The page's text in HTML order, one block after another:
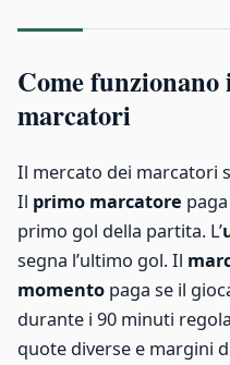
Come
marcatori
Il mercato dei marcatori
Il primo marcatore
primo gol della partita. L’
segna l’ultimo gol. Il
momento paga se il
durante i 90 minuti
quote diverse e margini